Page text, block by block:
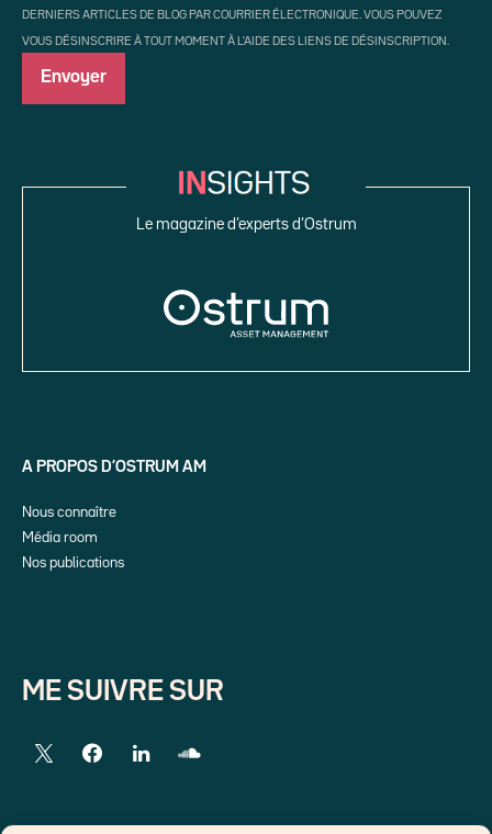
DERNIERS ARTICLES DE BLOG PAR COURRIER ÉLECTRONIQUE. VOUS POUVEZ
VOUS DÉSINSCRIRE À TOUT MOMENT À L'AIDE DES LIENS DE DÉSINSCRIPTION.
Le magazine d’experts d’Ostrum
A PROPOS D’OSTRUM AM
Nous connaître
Média room
Nos publications
ME SUIVRE SUR